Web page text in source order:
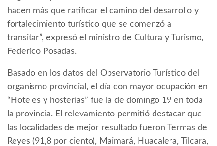
hacen más que ratificar el camino del desarrollo y
fortalecimiento turístico que se comenzó a
transitar”, expresó el ministro de Cultura y Turismo,
Federico Posadas.
Basado en los datos del Observatorio Turístico del
organismo provincial, el día con mayor ocupación en
“Hoteles y hosterías” fue la de domingo 19 en toda
la provincia. El relevamiento permitió destacar que
las localidades de mejor resultado fueron Termas de
Reyes (91,8 por ciento), Maimará, Huacalera, Tilcara,